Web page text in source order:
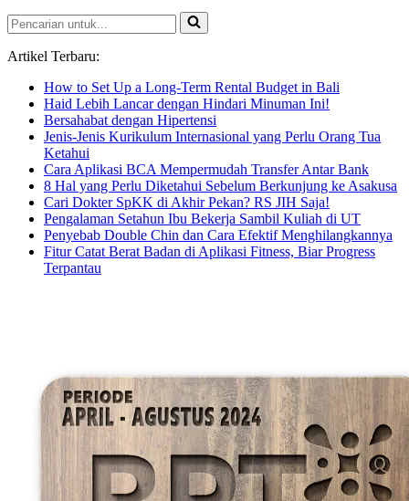
Pencarian
untuk...
Artikel Terbaru:
How to Set Up a Long-Term Rental Budget in Bali
Haid Lebih Lancar dengan Hindari Minuman Ini!
Bersahabat dengan Hipertensi
Jenis-Jenis Kurikulum Internasional yang Perlu Orang Tua
Ketahui
Cara Aplikasi BCA Mempermudah Transfer Antar Bank
8 Hal yang Perlu Diketahui Sebelum Berkunjung ke Asakusa
Cari Dokter SpKK di Akhir Pekan? RS JIH Saja!
Pengalaman Setahun Ibu Bekerja Sambil Kuliah di UT
Penyebab Double Chin dan Cara Efektif Menghilangkannya
Fitur Catat Berat Badan di Aplikasi Fitness, Biar Progress
Terpantau